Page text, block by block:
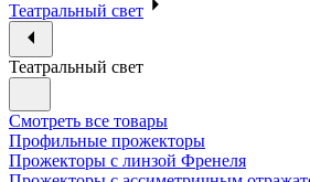
Театральный свет
Театральный свет
Смотреть все товары
Профильные прожекторы
Прожекторы с линзой Френеля